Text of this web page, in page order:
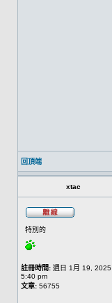
回頂端
xtac
特別的
註冊時間: 週日 1月 19, 2025
5:40 pm
文章: 56755